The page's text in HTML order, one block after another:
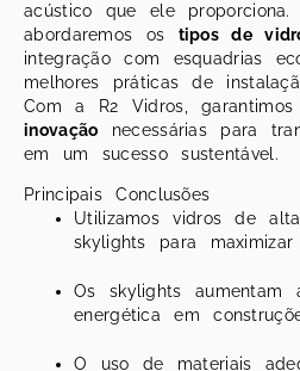
acústico que ele proporciona.
abordaremos os tipos de
integração com esquadrias
melhores práticas de
Com a R2 Vidros,
inovação necessárias para
em um sucesso sustentável.
Principais Conclusões
Utilizamos vidros de
skylights para
Os skylights aumentam
energética em
O uso de materiais